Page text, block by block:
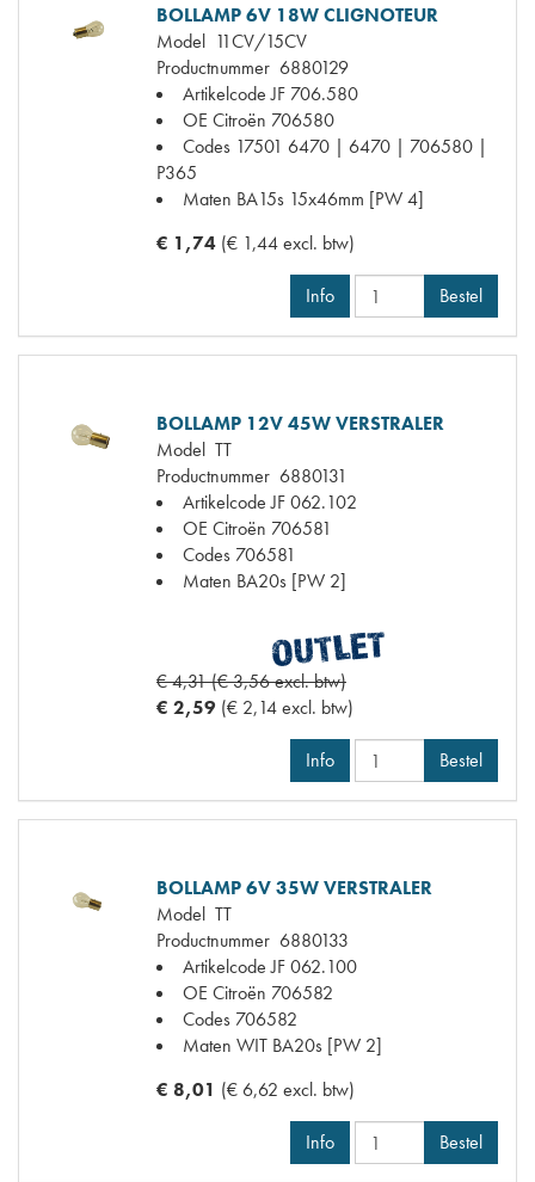
BOLLAMP 6V 18W CLIGNOTEUR
Model 11CV/15CV
Productnummer 6880129
Artikelcode JF 706.580
OE Citroën 706580
Codes 17501 6470 | 6470 | 706580 |
P365
Maten BA15s 15x46mm [PW 4]
€ 1,74 (€ 1,44 excl. btw)
Info Bestel
BOLLAMP 12V 45W VERSTRALER
Model TT
Productnummer 6880131
Artikelcode JF062.102
OE Citroën 706581
Codes 706581
Maten BA20s [PW 2]
€ 4,31 (€ 3,56 excl. btw)
€ 2,59 (€ 2,14 excl. btw)
Info Bestel
BOLLAMP 6V 35W VERSTRALER
Model TT
Productnummer 6880133
Artikelcode JF062.100
OE Citroën 706582
Codes 706582
Maten WIT BA20s [PW 2]
€ 8,01 (€ 6,62 excl. btw)
Info Bestel